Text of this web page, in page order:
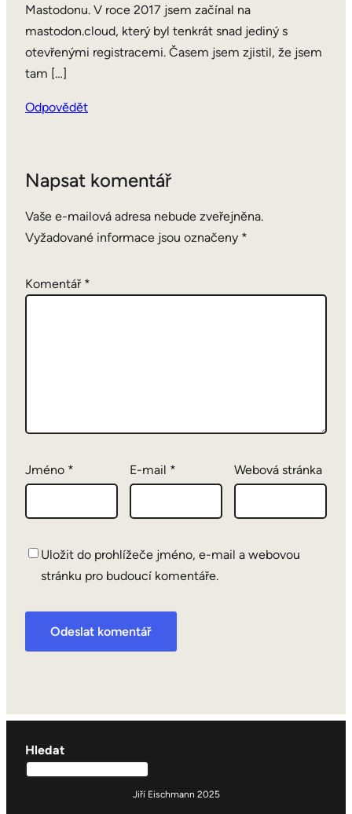
Mastodonu. V roce 2017 jsem začínal na
mastodon.cloud, který byl tenkrát snad jediný s
otevřenými registracemi. Časem jsem zjistil, že jsem
tam […]
Odpovědět
Napsat komentář
Vaše e-mailová adresa nebude zveřejněna.
Vyžadované informace jsou označeny *
Komentář *
Jméno * E-mail * Webová stránka
Uložit do prohlížeče jméno, e-mail a webovou
stránku pro budoucí komentáře.
Hledat
Jiří Eischmann 2025